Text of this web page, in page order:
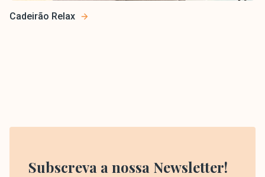
Cadeirão Relax
Subscreva a nossa Newsletter!